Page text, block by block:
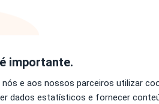
atendimento
Opiniões
importante.
e aos nossos parceiros utilizar
dados estatísticos e fornecer